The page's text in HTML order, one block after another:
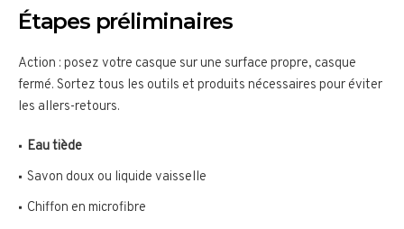
Étapes préliminaires
Action : posez votre casque sur une surface propre, casque
fermé. Sortez tous les outils et produits nécessaires pour éviter
les allers-retours.
Eau tiède
Savon doux ou liquide vaisselle
Chiffon en microfibre